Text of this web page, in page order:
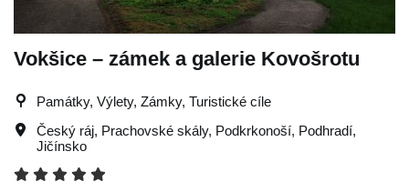
Vokšice – zámek a galerie Kovošrotu
Památky, Výlety, Zámky, Turistické cíle
Český ráj, Prachovské skály, Podkrkonoší, Podhradí,
Jičínsko